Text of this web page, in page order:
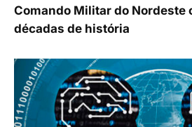
Comando Militar do Nordeste
décadas de história